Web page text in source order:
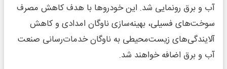
آب و برق رونمایی شد. این خودروها با هدف کاهش مصرف
سوخت‌های فسیلی، بهینه‌سازی ناوگان امدادی و کاهش
آلایندگی‌های زیست‌محیطی به ناوگان خدمات‌رسانی صنعت
آب و برق اضافه خواهند شد.